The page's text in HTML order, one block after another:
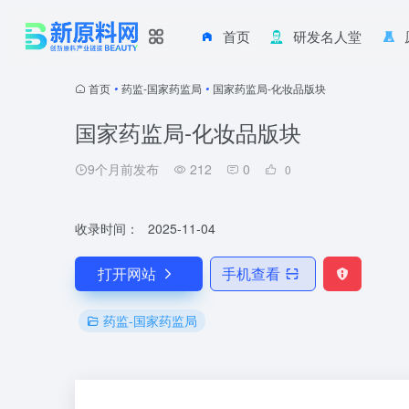
首页 研发名人堂
首页 • 药监-国家药监局 • 国家药监局-化妆品版块
国家药监局-化妆品版块
9个月前发布 212 0 0
收录时间： 2025-11-04
打开网站 手机查看
药监-国家药监局